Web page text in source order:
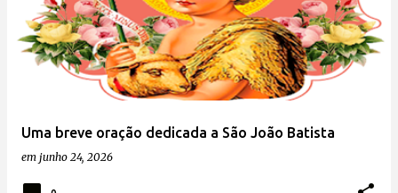
Uma breve oração dedicada a São João Batista
em junho 24, 2026